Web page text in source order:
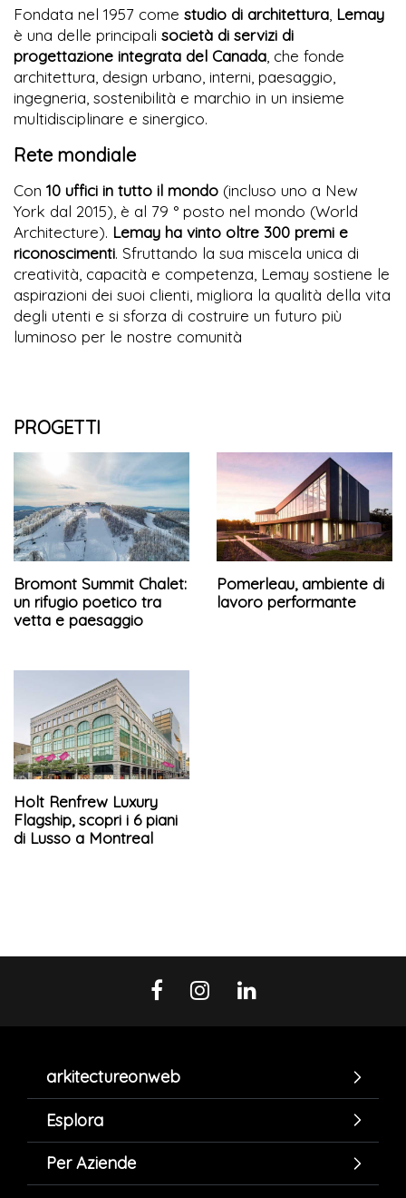
Fondata nel 1957 come studio di architettura Lemay
è una delle principali società di servizi di
progettazione integrata del Canada , che fonde
architettura, design urbano, interni, paesaggio,
ingegneria, sostenibilità e marchio in un insieme
multidisciplinare e sinergico.
Rete mondiale
Con 10 uffici in tutto il mondo (incluso uno a New
York dal 2015), è al 79 ° posto nel mondo (World
Architecture). Lemay ha vinto oltre 300 premi e
riconoscimenti. Sfruttando la sua miscela unica di
creatività, capacità e competenza, Lemay sostiene le
aspirazioni dei suoi clienti, migliora la qualità della vita
degli utenti e si sforza di costruire un futuro più
luminoso per le nostre comunità
PROGETTI
Bromont Summit Chalet:
un rifugio poetico tra
vetta e paesaggio
Pomerleau, ambiente di
lavoro performante
Holt Renfrew Luxury
Flagship, scopri i 6 piani
di Lusso a Montreal
arkitectureonweb
Esplora
Per Aziende